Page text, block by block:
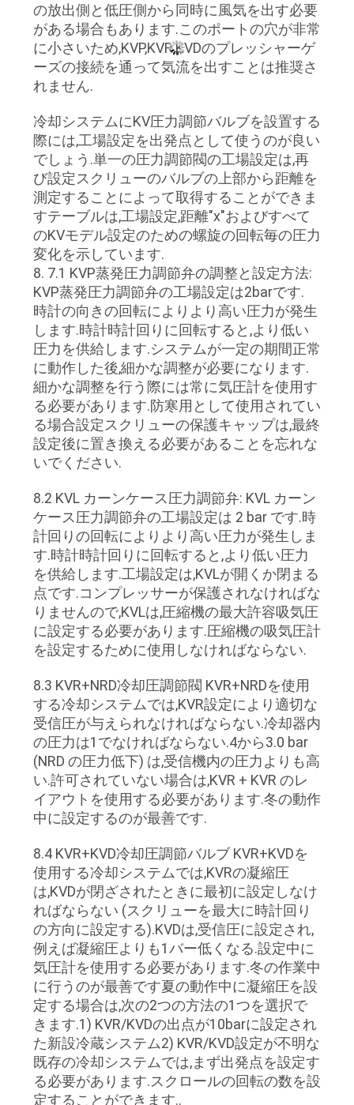
の放出側と低圧側から同時に風気を出す必要
がある場合もあります.このポートの穴が非常
に小さいため,KVP,KVR,KVDのプレッシャーゲ
ーズの接続を通って気流を出すことは推奨さ
れません.
冷却システムにKV圧力調節バルブを設置する
際には,工場設定を出発点として使うのが良い
でしょう.単一の圧力調節閥の工場設定は,再
び設定スクリューのバルブの上部から距離を
測定することによって取得することができま
すテーブルは,工場設定,距離"x"およびすべて
のKVモデル設定のための螺旋の回転毎の圧力
変化を示しています.
8. 7.1 KVP蒸発圧力調節弁の調整と設定方法:
KVP蒸発圧力調節弁の工場設定は2barです.
時計の向きの回転によりより高い圧力が発生
します.時計時計回りに回転すると,より低い
圧力を供給します.システムが一定の期間正常
に動作した後,細かな調整が必要になります.
細かな調整を行う際には常に気圧計を使用す
る必要があります.防寒用として使用されてい
る場合設定スクリューの保護キャップは,最終
設定後に置き換える必要があることを忘れな
いでください.
8.2 KVL カーンケース圧力調節弁: KVL カーン
ケース圧力調節弁の工場設定は 2 bar です.時
計回りの回転によりより高い圧力が発生しま
す.時計時計回りに回転すると,より低い圧力
を供給します.工場設定は,KVLが開くか閉まる
点です.コンプレッサーが保護されなければな
りませんので,KVLは,圧縮機の最大許容吸気圧
に設定する必要があります.圧縮機の吸気圧計
を設定するために使用しなければならない.
8.3 KVR+NRD冷却圧調節閥 KVR+NRDを使用
する冷却システムでは,KVR設定により適切な
受信圧が与えられなければならない.冷却器内
の圧力は1でなければならない.4から3.0 bar
(NRD の圧力低下) は,受信機内の圧力よりも高
い.許可されていない場合は,KVR + KVR のレ
イアウトを使用する必要があります.冬の動作
中に設定するのが最善です.
8.4 KVR+KVD冷却圧調節バルブ KVR+KVDを
使用する冷却システムでは,KVRの凝縮圧
は,KVDが閉ざされたときに最初に設定しなけ
ればならない (スクリューを最大に時計回り
の方向に設定する).KVDは,受信圧に設定され,
例えば凝縮圧よりも1バー低くなる.設定中に
気圧計を使用する必要があります.冬の作業中
に行うのが最善です夏の動作中に凝縮圧を設
定する場合は,次の2つの方法の1つを選択で
きます.1) KVR/KVDの出点が10barに設定され
た新設冷蔵システム2) KVR/KVD設定が不明な
既存の冷却システムでは,まず出発点を設定す
る必要があります.スクロールの回転の数を設
定することができます..